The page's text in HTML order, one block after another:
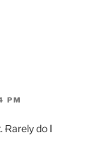
PM
Ɍarelу do I